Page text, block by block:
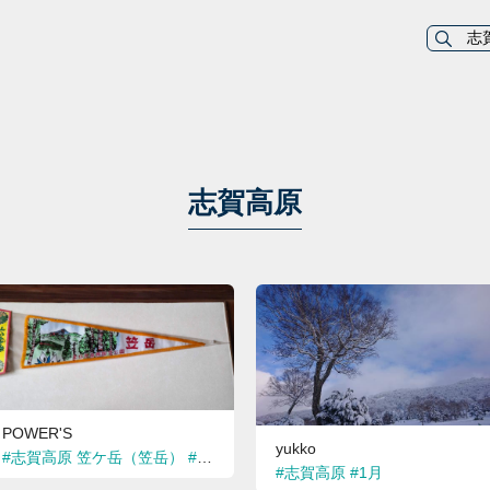
志賀高原
POWER'S
#志賀高原 笠ケ岳（笠岳）
#ペナント #観光地
yukko
#志賀高原 #1月